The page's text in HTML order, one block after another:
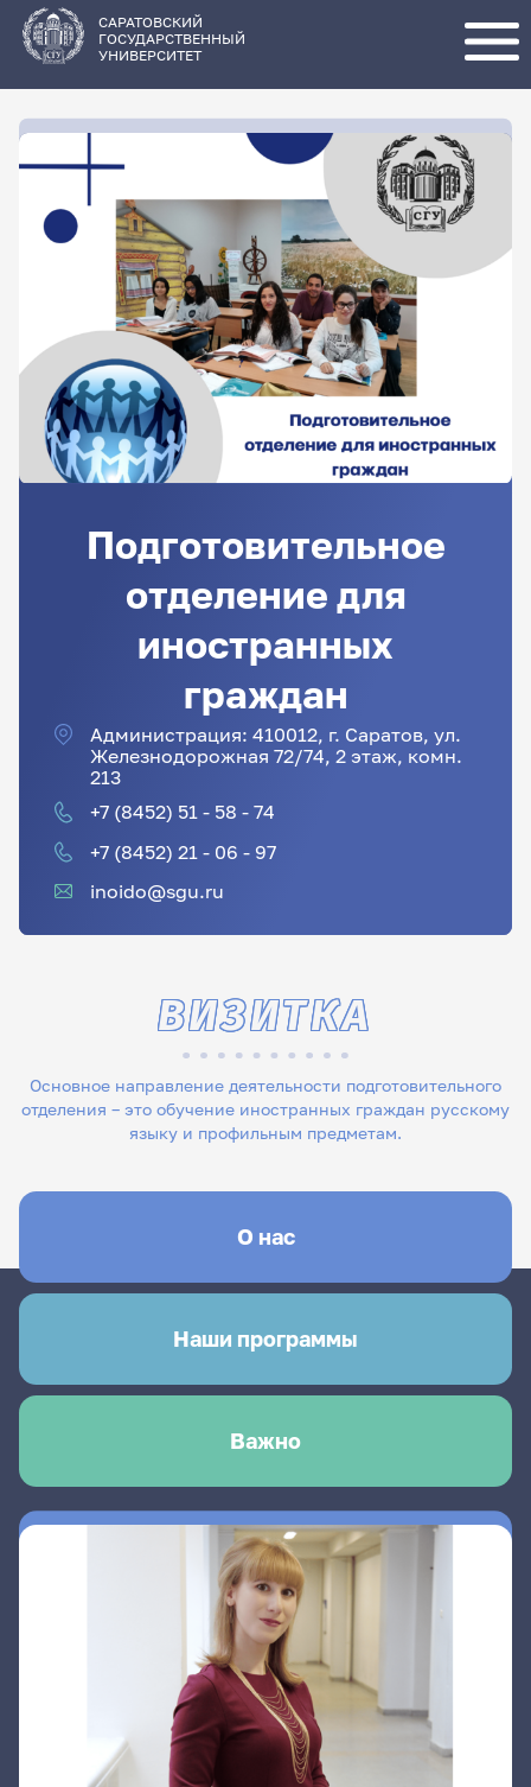
основному
содержанию
САРАТОВСКИЙ
ГОСУДАРСТВЕННЫЙ
УНИВЕРСИТЕТ
Подготовительное
отделение для
иностранных
граждан
Администрация: 410012, г. Саратов, ул.
Железнодорожная 72/74, 2 этаж, комн.
213
+7 (8452) 51 - 58 - 74
+7 (8452) 21 - 06 - 97
inoido@sgu.ru
Основное направление деятельности подготовительного
отделения – это обучение иностранных граждан русскому
языку и профильным предметам.
ВИЗИТКА
О нас
Наши программы
Важно